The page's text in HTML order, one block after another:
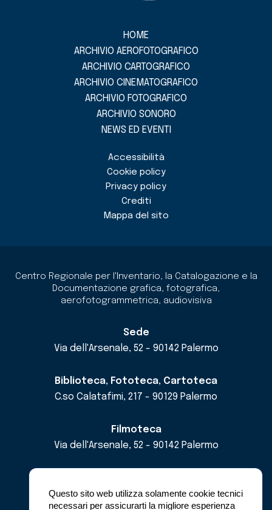
Questo sito web utilizza solamente cookie tecnici
necessari per assicurarti la migliore esperienza
HOME
ARCHIVIO AEROFOTOGRAFICO
ARCHIVIO CARTOGRAFICO
ARCHIVIO CINEMATOGRAFICO
ARCHIVIO FOTOGRAFICO
ARCHIVIO SONORO
NEWS ED EVENTI
Accessibilità
Cookie policy
Privacy policy
Crediti
Mappa del sito
Centro Regionale per l'Inventario, la Catalogazione e la
Documentazione grafica, fotografica,
aerofotogrammetrica, audiovisiva
Sede
Via dell'Arsenale, 52 - 90142 Palermo
Biblioteca, Fototeca, Cartoteca
C.so Calatafimi, 217 - 90129 Palermo
Filmoteca
Via dell'Arsenale, 52 - 90142 Palermo
pec cricdsicilia@pec.it